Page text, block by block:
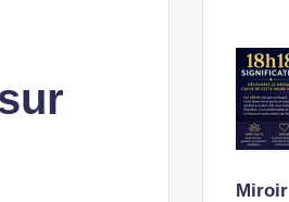
Miroir